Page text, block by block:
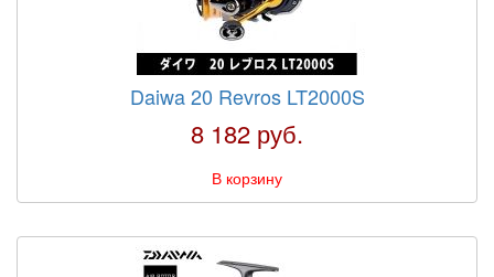
Daiwa 20 Revros LT2000S
8 182 руб.
В корзину